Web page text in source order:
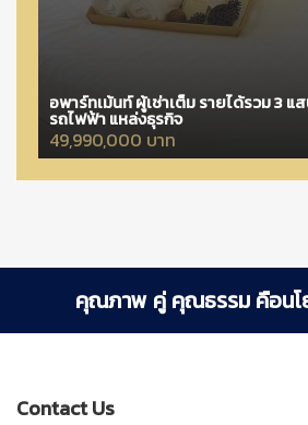
อพาร์ทเม้นท์ ผู้เช่าเต็ม รายได้รวม 3
รถไฟฟ้า แหล่งธุรกิจ
49,990,000 บาท
คุณภาพ คู่ คุณธรรม คือนโ
Contact Us